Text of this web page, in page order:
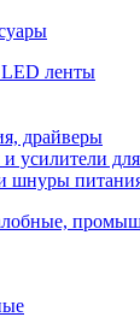
ленты
драйверы
усилители
шнуры